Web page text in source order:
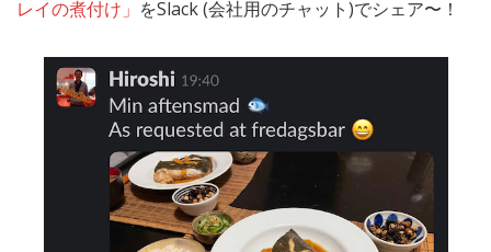
レイの煮付け」 をSlack (会社用のチャット)でシェア〜！